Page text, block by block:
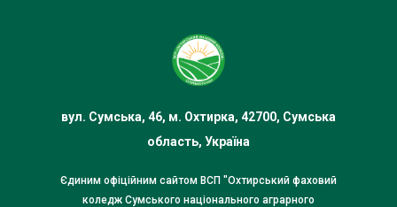
вул. Сумська, 46, м. Охтирка, 42700, Сумська
область, Україна
Єдиним офіційним сайтом ВСП "Охтирський фаховий
коледж Сумського національного аграрного